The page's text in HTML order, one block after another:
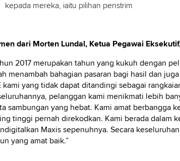
kepada mereka, iaitu pilihan penstrim
dari Morten Lundal, Ketua Pegawai
2017 merupakan tahun yang kukuh dengan
menambah bahagian pasaran bagi hasil dan
kami yang tidak dapat ditandingi sebagai
pelanggan kami menikmati lebih
sambungan yang hebat. Kami amat berbangga
tinggi pernah direkodkan. Kami berada dalam
Maxis sepenuhnya. Secara
yang amat baik.”